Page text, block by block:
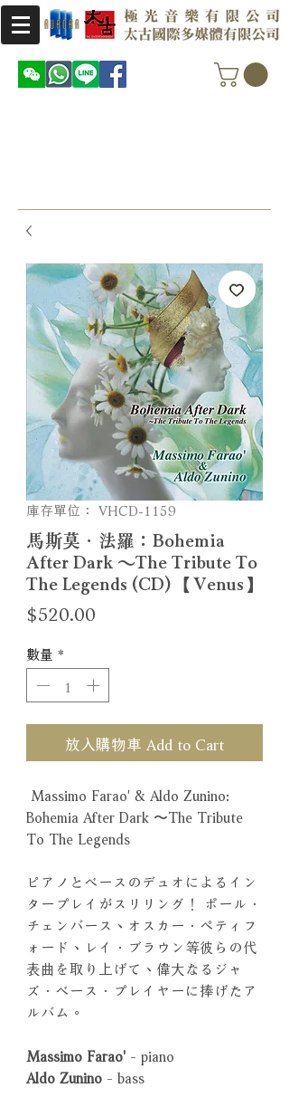
庫存單位： VHCD-1159
馬斯莫．法羅：Bohemia
After Dark 〜The Tribute To
The Legends (CD) 【Venus】
$520.00
數量 *
放入購物車 Add to Cart
Massimo Farao' & Aldo Zunino:
Bohemia After Dark 〜The Tribute
To The Legends
ピアノとベースのデュオによるイン
タープレイがスリリング！ ポール．
チェンバース、オスカー．ペティフ
ォード、レイ．ブラウン等彼らの代
表曲を取り上げて、偉大なるジャ
ズ．ベース．プレイヤーに捧げたア
ルバム。
Massimo Farao' - piano
Aldo Zunino - bass